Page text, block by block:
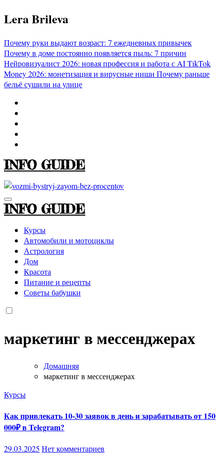
Перейти
к
Lera Brileva
Почему руки выдают возраст: 7 ежедневных привычек
Почему в доме постоянно появляется пыль: 7 причин
Нейровизуалист 2026: новая профессия и работа с AITikTok
Money 2026: монетизация и вирусные ниши Почему раньше
бельё сушили на улице
INFO GUIDE
INFO GUIDE
Курсы
Автомобили и мотоциклы
Астрология
Дом
Красота
Питание и рецепты
Советы бабушки
маркетинг в мессенджерах
Домашняя
маркетинг в мессенджерах
Курсы
Как привлекать 10-30 заявок в день и зарабатывать от 150
000₽ в Telegram?
29.03.2025 Нет комментариев